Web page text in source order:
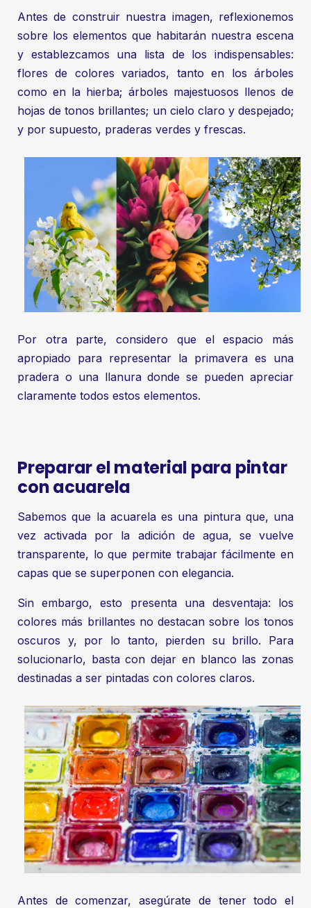
Antes de construir nuestra imagen, reflexionemos
sobre los elementos que habitarán nuestra escena
y establezcamos una lista de los indispensables:
flores de colores variados, tanto en los árboles
como en la hierba; árboles majestuosos llenos de
hojas de tonos brillantes; un cielo claro y despejado;
y por supuesto, praderas verdes y frescas.
Por otra parte, considero que el espacio más
apropiado para representar la primavera es una
pradera o una llanura donde se pueden apreciar
claramente todos estos elementos.
Preparar el material para pintar
con acuarela
Sabemos que la acuarela es una pintura que, una
vez activada por la adición de agua, se vuelve
transparente, lo que permite trabajar fácilmente en
capas que se superponen con elegancia.
Sin embargo, esto presenta una desventaja: los
colores más brillantes no destacan sobre los tonos
oscuros y, por lo tanto, pierden su brillo. Para
solucionarlo, basta con dejar en blanco las zonas
destinadas a ser pintadas con colores claros.
Antes de comenzar, asegúrate de tener todo el